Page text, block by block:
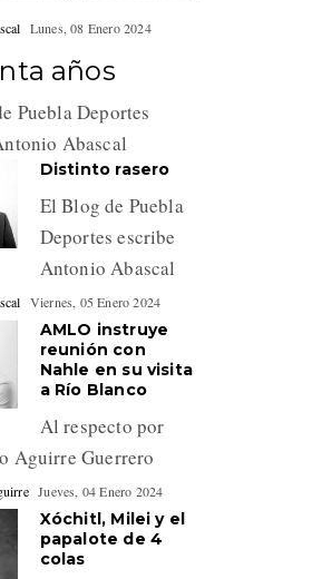
Lunes, 08 Enero 2024
años
Puebla Deportes
Abascal
Distinto rasero
El Blog de Puebla
Deportes escribe
Antonio Abascal
Viernes, 05 Enero 2024
AMLO instruye
reunión con
Nahle en su visita
a Río Blanco
Al respecto por
Aguirre Guerrero
Jueves, 04 Enero 2024
Xóchitl, Milei y el
papalote de 4
colas